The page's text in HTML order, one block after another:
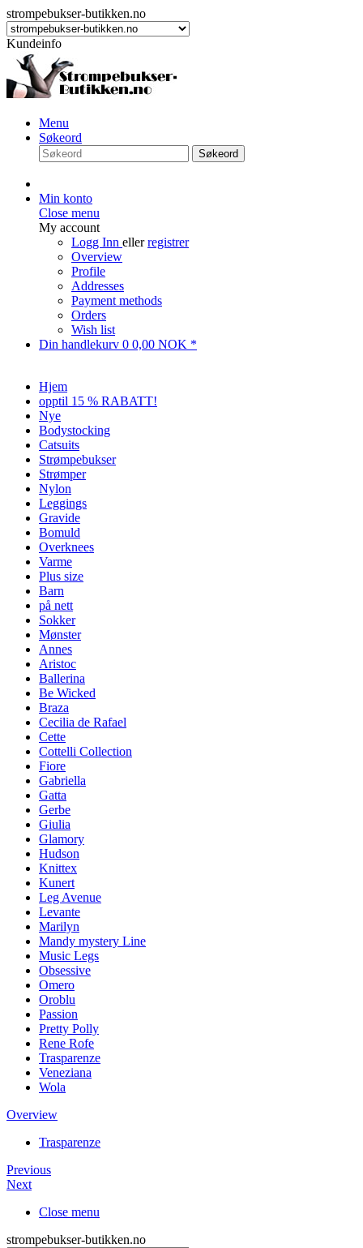
strompebukser-butikken.no
Kundeinfo
Menu
Søkeord
Søkeord
Min konto
Close menu
My account
Logg Inn ellerregistrer
Overview
Profile
Addresses
Payment methods
Orders
Wish list
Din handlekurv 0 0,00 NOK *
Hjem
opptil 15 % RABATT!
Nye
Bodystocking
Catsuits
Strømpebukser
Strømper
Nylon
Leggings
Gravide
Bomuld
Overknees
Varme
Plus size
Barn
på nett
Sokker
Mønster
Annes
Aristoc
Ballerina
Be Wicked
Braza
Cecilia de Rafael
Cette
Cottelli Collection
Fiore
Gabriella
Gatta
Gerbe
Giulia
Glamory
Hudson
Knittex
Kunert
Leg Avenue
Levante
Marilyn
Mandy mystery Line
Music Legs
Obsessive
Omero
Oroblu
Passion
Pretty Polly
Rene Rofe
Trasparenze
Veneziana
Wola
Overview
Trasparenze
Previous
Next
Close menu
strompebukser-butikken.no